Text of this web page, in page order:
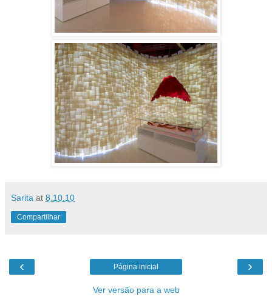
Sarita at 8.10.10
Compartilhar
‹ ›
Página inicial
Ver versão para a web